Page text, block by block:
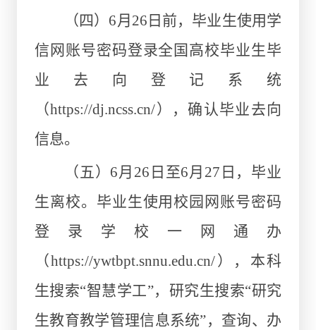
（四）6月26日前，毕业生使用学
信网账号密码登录全国高校毕业生毕
业去向登记系统
（https://dj.ncss.cn/），确认毕业去向
信息。
（五）6月26日至6月27日，毕业
生离校。毕业生使用校园网账号密码
登录学校一网通办
（https://ywtbpt.snnu.edu.cn/），本科
生搜索“智慧学工”，研究生搜索“研究
生教育教学管理信息系统”，查询、办